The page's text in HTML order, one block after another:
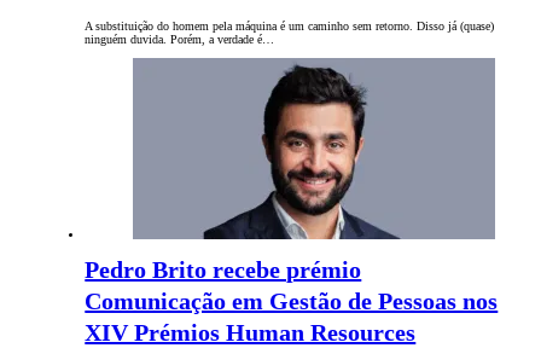
A substituição do homem pela máquina é um caminho sem retorno. Disso já (quase)
ninguém duvida. Porém, a verdade é…
Pedro Brito recebe prémio
Comunicação em Gestão de Pessoas nos
XIV Prémios Human Resources